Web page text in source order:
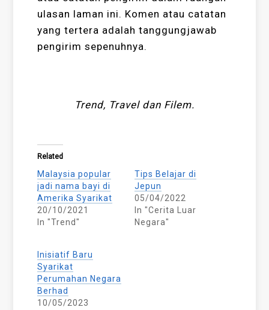
ulasan laman ini. Komen atau catatan
yang tertera adalah tanggungjawab
pengirim sepenuhnya.
Trend, Travel dan Filem.
Related
Malaysia popular
jadi nama bayi di
Amerika Syarikat
20/10/2021
In "Trend"
Tips Belajar di
Jepun
05/04/2022
In "Cerita Luar
Negara"
Inisiatif Baru
Syarikat
Perumahan Negara
Berhad
10/05/2023